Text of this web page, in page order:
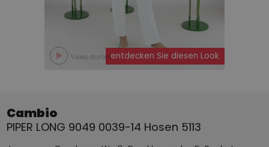
entdecken Sie diesen Look
Video starten
Cambio
PIPER LONG 9049 0039-14 Hosen 5113